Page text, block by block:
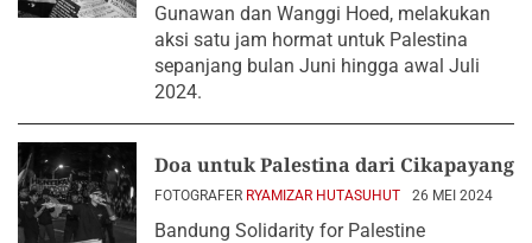
Gunawan dan Wanggi Hoed, melakukan
aksi satu jam hormat untuk Palestina
sepanjang bulan Juni hingga awal Juli
2024.
Doa untuk Palestina dari Cikapayang
FOTOGRAFER RYAMIZAR HUTASUHUT 26 MEI 2024
Bandung Solidarity for Palestine